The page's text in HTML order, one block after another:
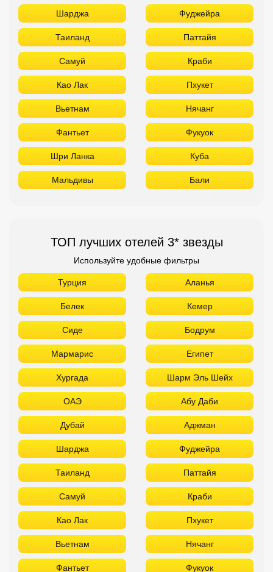
Шарджа Фуджейра
Таиланд Паттайя
Самуй Краби
Као Лак Пхукет
Вьетнам Нячанг
Фантьет Фукуок
Шри Ланка Куба
Мальдивы Бали
ТОП лучших отелей 3* звезды
Используйте удобные фильтры
Турция Аланья
Белек Кемер
Сиде Бодрум
Мармарис Египет
Хургада Шарм Эль Шейх
ОАЭ Абу Даби
Дубай Аджман
Шарджа Фуджейра
Таиланд Паттайя
Самуй Краби
Као Лак Пхукет
Вьетнам Нячанг
Фантьет Фукуок